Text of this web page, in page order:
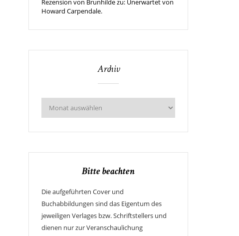
Rezension von Brunhilde zu: Unerwartet von
Howard Carpendale.
Archiv
Bitte beachten
Die aufgeführten Cover und
Buchabbildungen sind das Eigentum des
jeweiligen Verlages bzw. Schriftstellers und
dienen nur zur Veranschaulichung